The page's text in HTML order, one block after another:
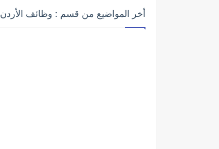
أخر المواضيع من قسم : وظائف الأردن